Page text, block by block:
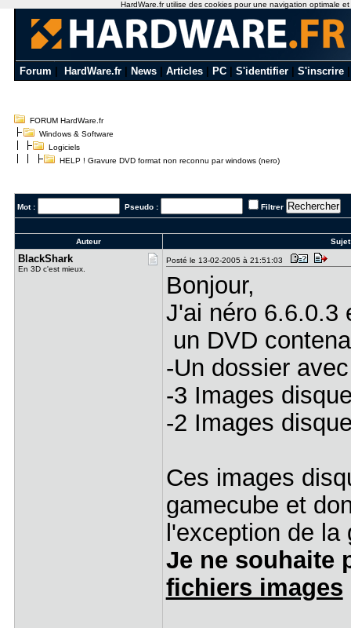
Forum HardWare.fr News Articles PC S'identifier S'inscrire
FORUM HardWare.fr
Windows & Software
Logiciels
HELP ! Gravure DVD format non reconnu par windows (nero)
Mot : Pseudo : Filtrer
Auteur
BlackShark
En 3D c'est mieux.
Posté le 13-02-2005 à 21:51:03
Bonjour,
J'ai néro 6.6.0.3
un DVD
-Un dossier
-3 Images
-2 Images
Ces images
gamecube et
l'exception de
Je ne souhaite
fichiers images
HardWare.fr utilise des cookies pour une navigation optimale